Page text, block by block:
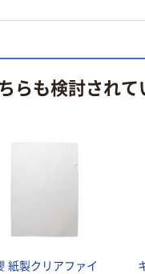
らも検討されて
紙製クリアファイ